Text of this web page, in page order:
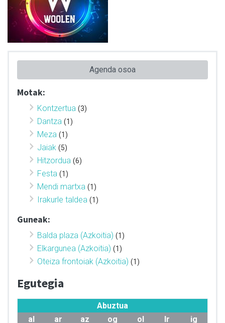
Agenda osoa
Motak:
Kontzertua (3)
Dantza (1)
Meza (1)
Jaiak (5)
Hitzordua (6)
Festa (1)
Mendi martxa (1)
Irakurle taldea (1)
Guneak:
Balda plaza (Azkoitia) (1)
Elkargunea (Azkoitia) (1)
Oteiza frontoiak (Azkoitia) (1)
Egutegia
Abuztua
al
ar az og ol lr
ig